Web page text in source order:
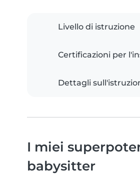
Livello di istruzione
Certificazioni per
Dettagli
I miei
babysitter